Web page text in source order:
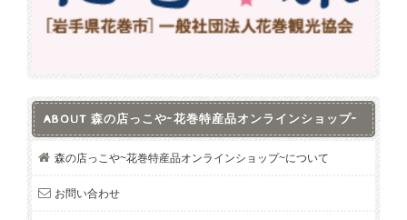
ABOUT 森の店っこや~花巻特産品オンラインショップ~
森の店っこや~花巻特産品オンラインショップ~について
お問い合わせ